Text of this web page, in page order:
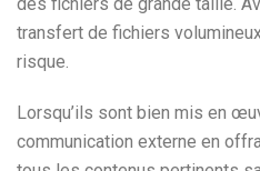
transfert de fichiers
risque.
Lorsqu’ils sont bien mis en
communication externe en